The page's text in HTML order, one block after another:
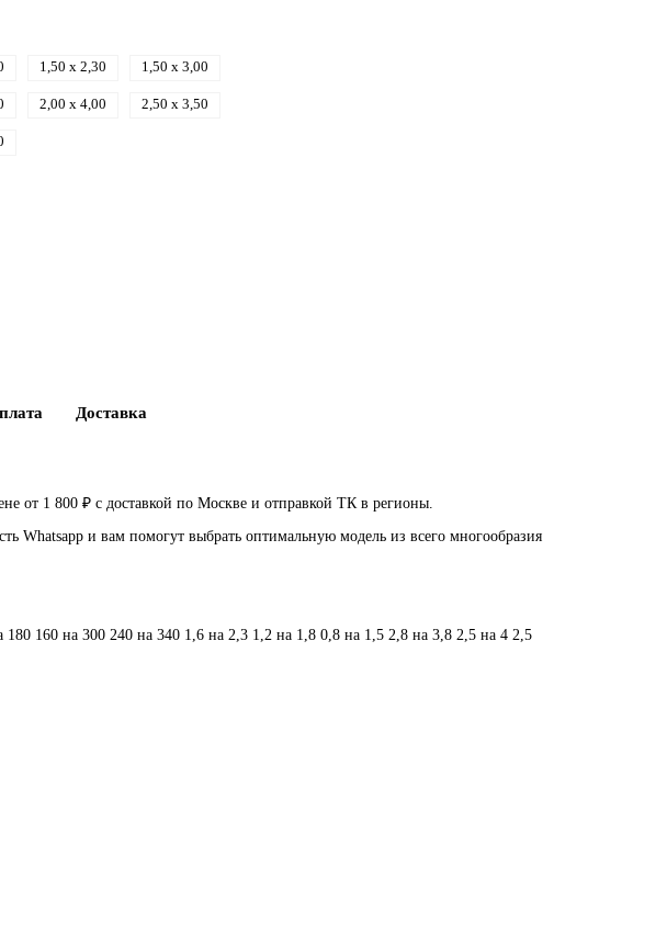
1,50 x 2,30 1,50 x 3,00
2,00 x 4,00 2,50 x 3,50
Доставка
от 1 800 ₽ с доставкой по Москве и отправкой ТК в регионы.
Whatsapp и вам помогут выбрать оптимальную модель из всего многообразия
180 160 на 300 240 на 340 1,6 на 2,3 1,2 на 1,8 0,8 на 1,5 2,8 на 3,8 2,5 на 4 2,5